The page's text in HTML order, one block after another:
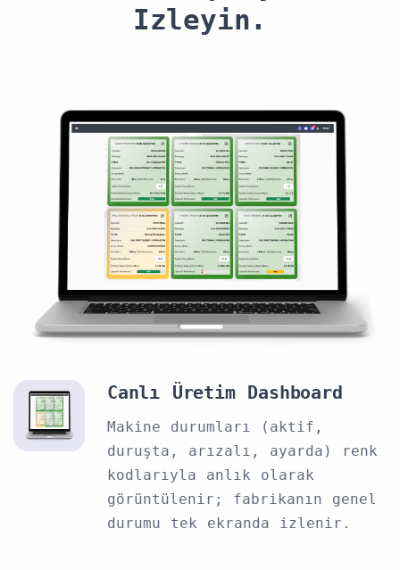
Izleyin.
Canlı Üretim Dashboard
Makine durumları (aktif,
duruşta, arızalı, ayarda) renk
kodlarıyla anlık olarak
görüntülenir; fabrikanın genel
durumu tek ekranda izlenir.